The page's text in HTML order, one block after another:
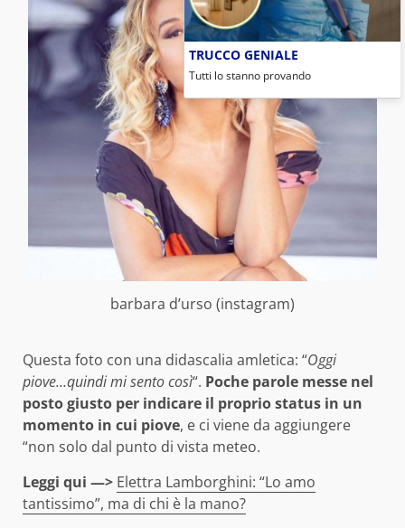
barbara d’urso (instagram)
Questa foto con una didascalia amletica: “Oggi
piove…quindi mi sento così“. Poche parole messe nel
posto giusto per indicare il proprio status in un
momento in cui piove, e ci viene da aggiungere
“non solo dal punto di vista meteo.
Leggi qui —> Elettra Lamborghini: “Lo amo
tantissimo”, ma di chi è la mano?
TRUCCO GENIALE
Tutti lo stanno provando